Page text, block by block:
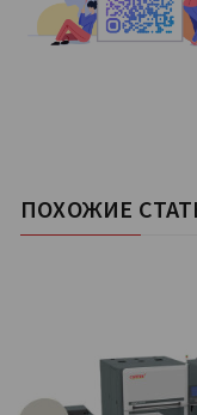
ПОХОЖИЕ